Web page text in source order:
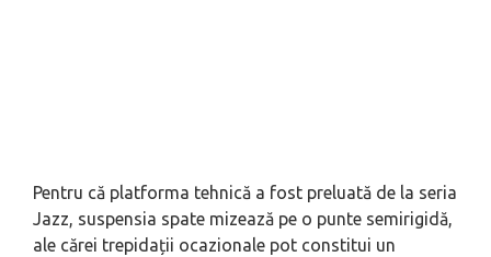
Pentru că platforma tehnică a fost preluată de la seria
Jazz, suspensia spate mizează pe o punte semirigidă,
ale cărei trepidații ocazionale pot constitui un